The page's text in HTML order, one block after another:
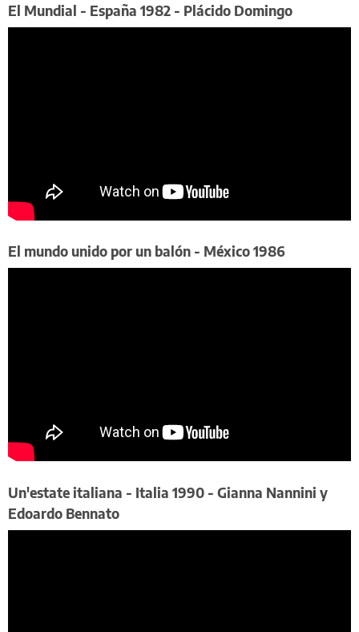
​El Mundial - España 1982 - Plácido Domingo
​El mundo unido por un balón - México 1986
​Un'estate italiana - Italia 1990 - Gianna Nannini y
Edoardo Bennato